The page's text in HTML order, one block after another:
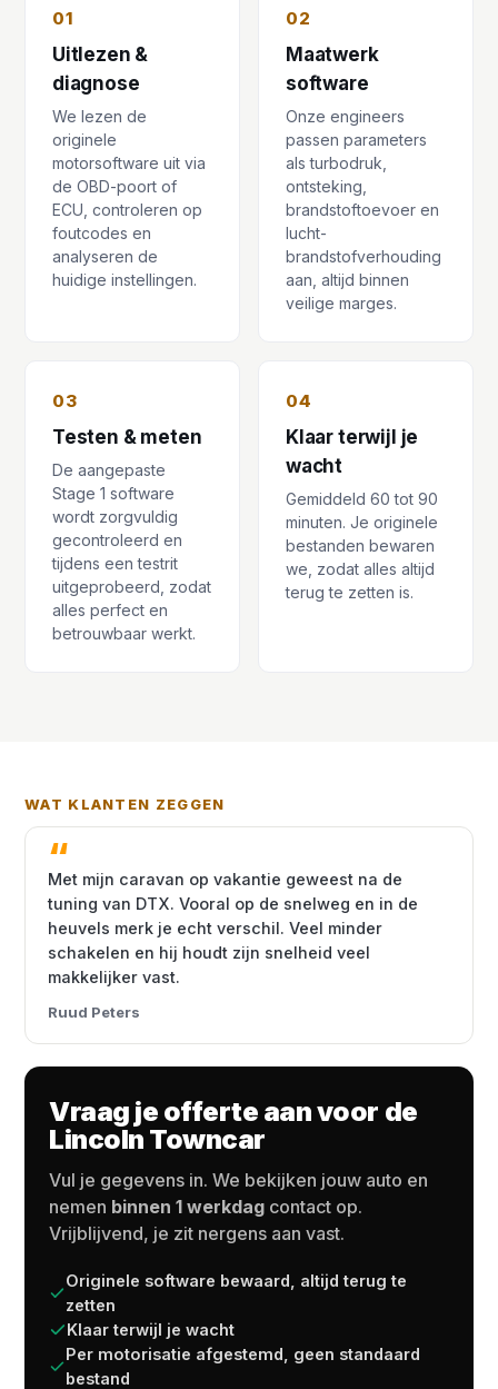
01
Uitlezen &
diagnose
We lezen de
originele
motorsoftware uit via
de OBD-poort of
ECU, controleren op
foutcodes en
analyseren de
huidige instellingen.
02
Maatwerk
software
Onze engineers
passen parameters
als turbodruk,
ontsteking,
brandstoftoevoer en
lucht-
brandstofverhouding
aan, altijd binnen
veilige marges.
03
Testen & meten
De aangepaste
Stage 1 software
wordt zorgvuldig
gecontroleerd en
tijdens een testrit
uitgeprobeerd, zodat
alles perfect en
betrouwbaar werkt.
04
Klaar terwijl je
wacht
Gemiddeld 60 tot 90
minuten. Je originele
bestanden bewaren
we, zodat alles altijd
terug te zetten is.
WAT KLANTEN ZEGGEN
Met mijn caravan op vakantie geweest na de
tuning van DTX. Vooral op de snelweg en in de
heuvels merk je echt verschil. Veel minder
schakelen en hij houdt zijn snelheid veel
makkelijker vast.
Ruud Peters
Vraag je offerte aan voor de
Lincoln Towncar
Vul je gegevens in. We bekijken jouw auto en
nemen binnen 1 werkdag contact op.
Vrijblijvend, je zit nergens aan vast.
Originele software bewaard, altijd terug te
zetten
Klaar terwijl je wacht
Per motorisatie afgestemd, geen standaard
bestand